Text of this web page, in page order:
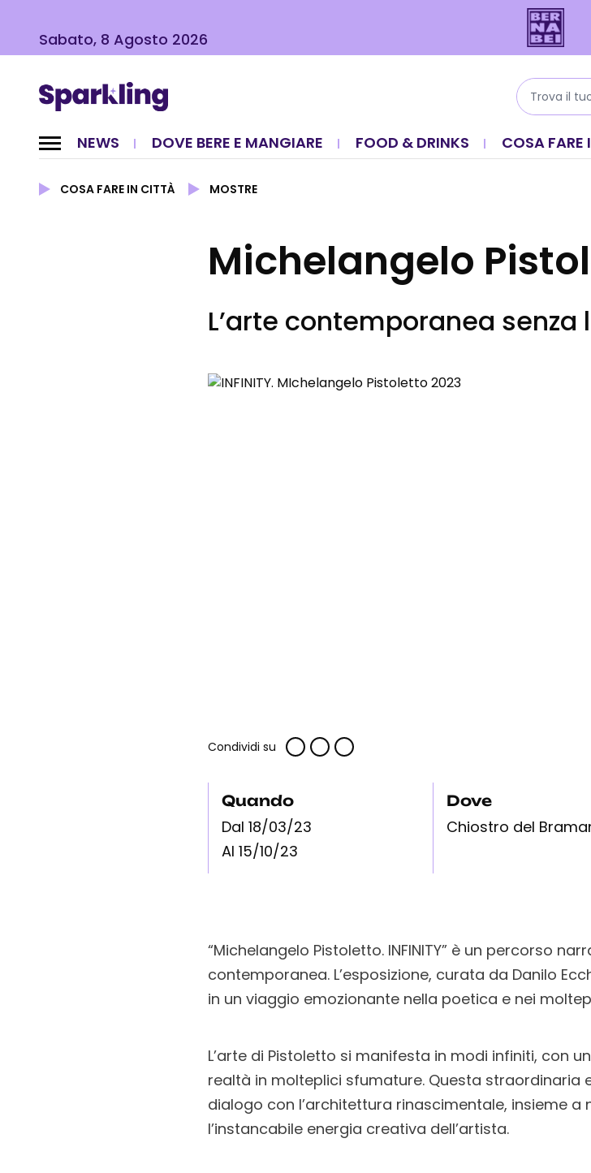
Sabato, 8 Agosto 2026
NEWS DOVE BERE E MANGIARE FOOD & DRINKS COSA FARE
COSA FARE IN CITTÀ MOSTRE
Michelangelo
L’arte contemporanea senza
Condividi su
Quando
Dal 18/03/23
Al 15/10/23
Dove
Chiostro del
“Michelangelo Pistoletto. INFINITY” è un percorso
contemporanea. L’esposizione, curata da Danilo
in un viaggio emozionante nella poetica e nei
L’arte di Pistoletto si manifesta in modi infiniti, con
realtà in molteplici sfumature. Questa straordinaria
dialogo con l’architettura rinascimentale, insieme
l’instancabile energia creativa dell’artista.